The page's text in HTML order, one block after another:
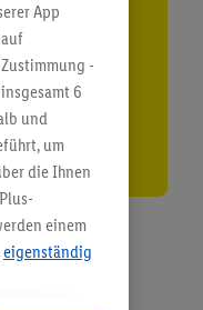
App
-
6
und
um
die Ihnen
einem
eigenständig